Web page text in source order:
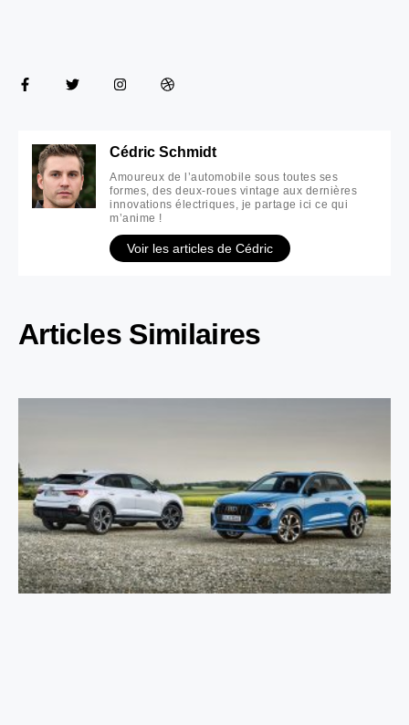
Cédric Schmidt
Amoureux de l’automobile sous toutes ses
formes, des deux-roues vintage aux dernières
innovations électriques, je partage ici ce qui
m’anime !
Voir les articles de Cédric
Articles Similaires